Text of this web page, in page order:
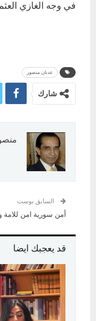
في وجه الغازي
عدنان منصور
شارك
السابق بوست
أمن سورية امن للامة
قد يعجبك ايضا